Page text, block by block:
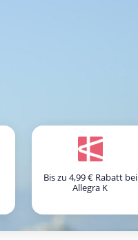
Bis zu 4,99 € Rabatt bei
Allegra K